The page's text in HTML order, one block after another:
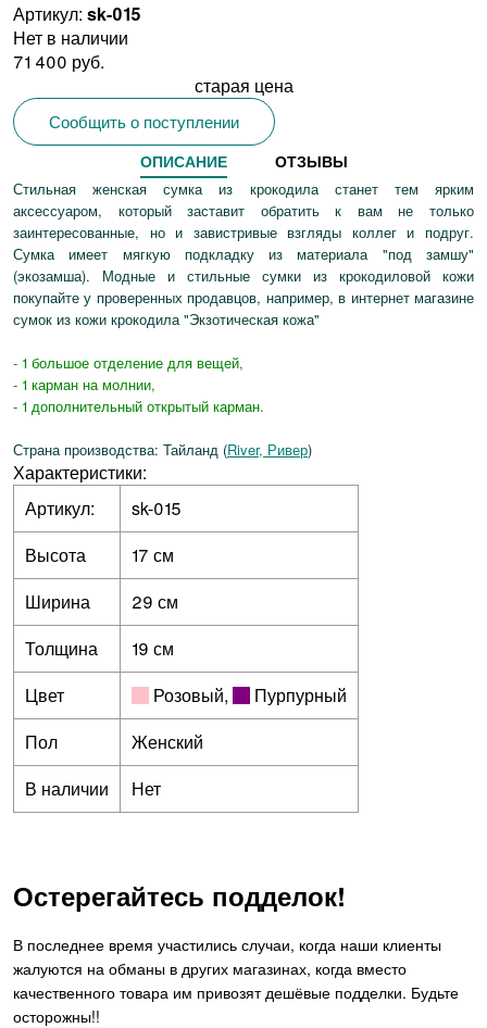
Артикул: sk-015
Нет в наличии
71 400 руб.
старая цена
Сообщить о поступлении
ОПИСАНИЕ ОТЗЫВЫ
Стильная женская сумка из крокодила станет тем ярким
аксессуаром, который заставит обратить к вам не только
заинтересованные, но и завистривые взгляды коллег и подруг.
Сумка имеет мягкую подкладку из материала "под замшу"
(экозамша). Модные и стильные сумки из крокодиловой кожи
покупайте у проверенных продавцов, например, в интернет магазине
сумок из кожи крокодила "Экзотическая кожа"
- 1 большое отделение для вещей,
- 1 карман на молнии,
- 1 дополнительный открытый карман.
Страна производства: Тайланд (River, Ривер)
Характеристики:
Артикул:
sk-015
Высота
17 см
Ширина
29 см
Толщина
19 см
Цвет
Розовый,
Пурпурный
Пол
Женский
В наличии
Нет
Остерегайтесь подделок!
В последнее время участились случаи, когда наши клиенты
жалуются на обманы в других магазинах, когда вместо
качественного товара им привозят дешёвые подделки. Будьте
осторожны!!